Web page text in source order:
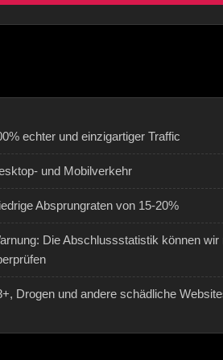
echter und einzigartiger Traffic
und Mobilverkehr
Absprungraten von 15-20%
Die Abschlussstatistik können
Drogen und andere schädliche